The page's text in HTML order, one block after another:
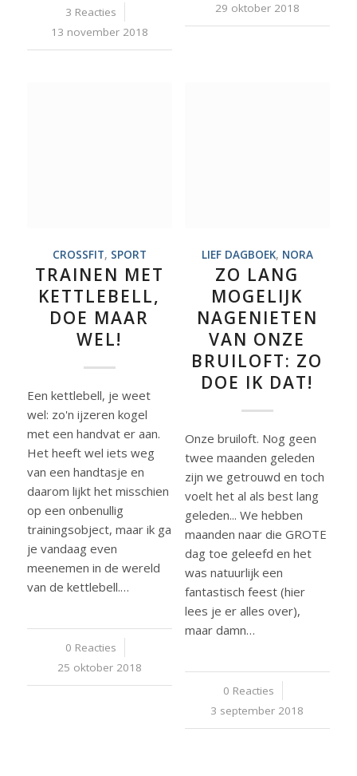
3 Reacties
/
13 november 2018
29 oktober 2018
CROSSFIT, SPORT
TRAINEN MET
KETTLEBELL,
DOE MAAR
WEL!
Een kettlebell, je weet
wel: zo'n ijzeren kogel
met een handvat er aan.
Het heeft wel iets weg
van een handtasje en
daarom lijkt het misschien
op een onbenullig
trainingsobject, maar ik ga
je vandaag even
meenemen in de wereld
van de kettlebell.…
0 Reacties
/
25 oktober 2018
LIEF DAGBOEK, NORA
ZO LANG
MOGELIJK
NAGENIETEN
VAN ONZE
BRUILOFT: ZO
DOE IK DAT!
Onze bruiloft. Nog geen
twee maanden geleden
zijn we getrouwd en toch
voelt het al als best lang
geleden... We hebben
maanden naar die GROTE
dag toe geleefd en het
was natuurlijk een
fantastisch feest (hier
lees je er alles over),
maar damn…
0 Reacties
/
3 september 2018